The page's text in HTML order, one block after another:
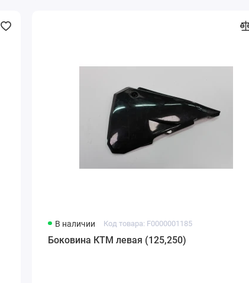
В наличии Код товара: F0000001185
Боковина КТМ левая (125,250)